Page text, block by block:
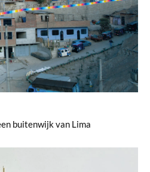
buitenwijk van Lima